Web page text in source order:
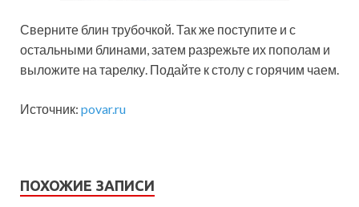
Сверните блин трубочкой. Так же поступите и с
остальными блинами, затем разрежьте их пополам и
выложите на тарелку. Подайте к столу с горячим чаем.
Источник: povar.ru
ПОХОЖИЕ ЗАПИСИ